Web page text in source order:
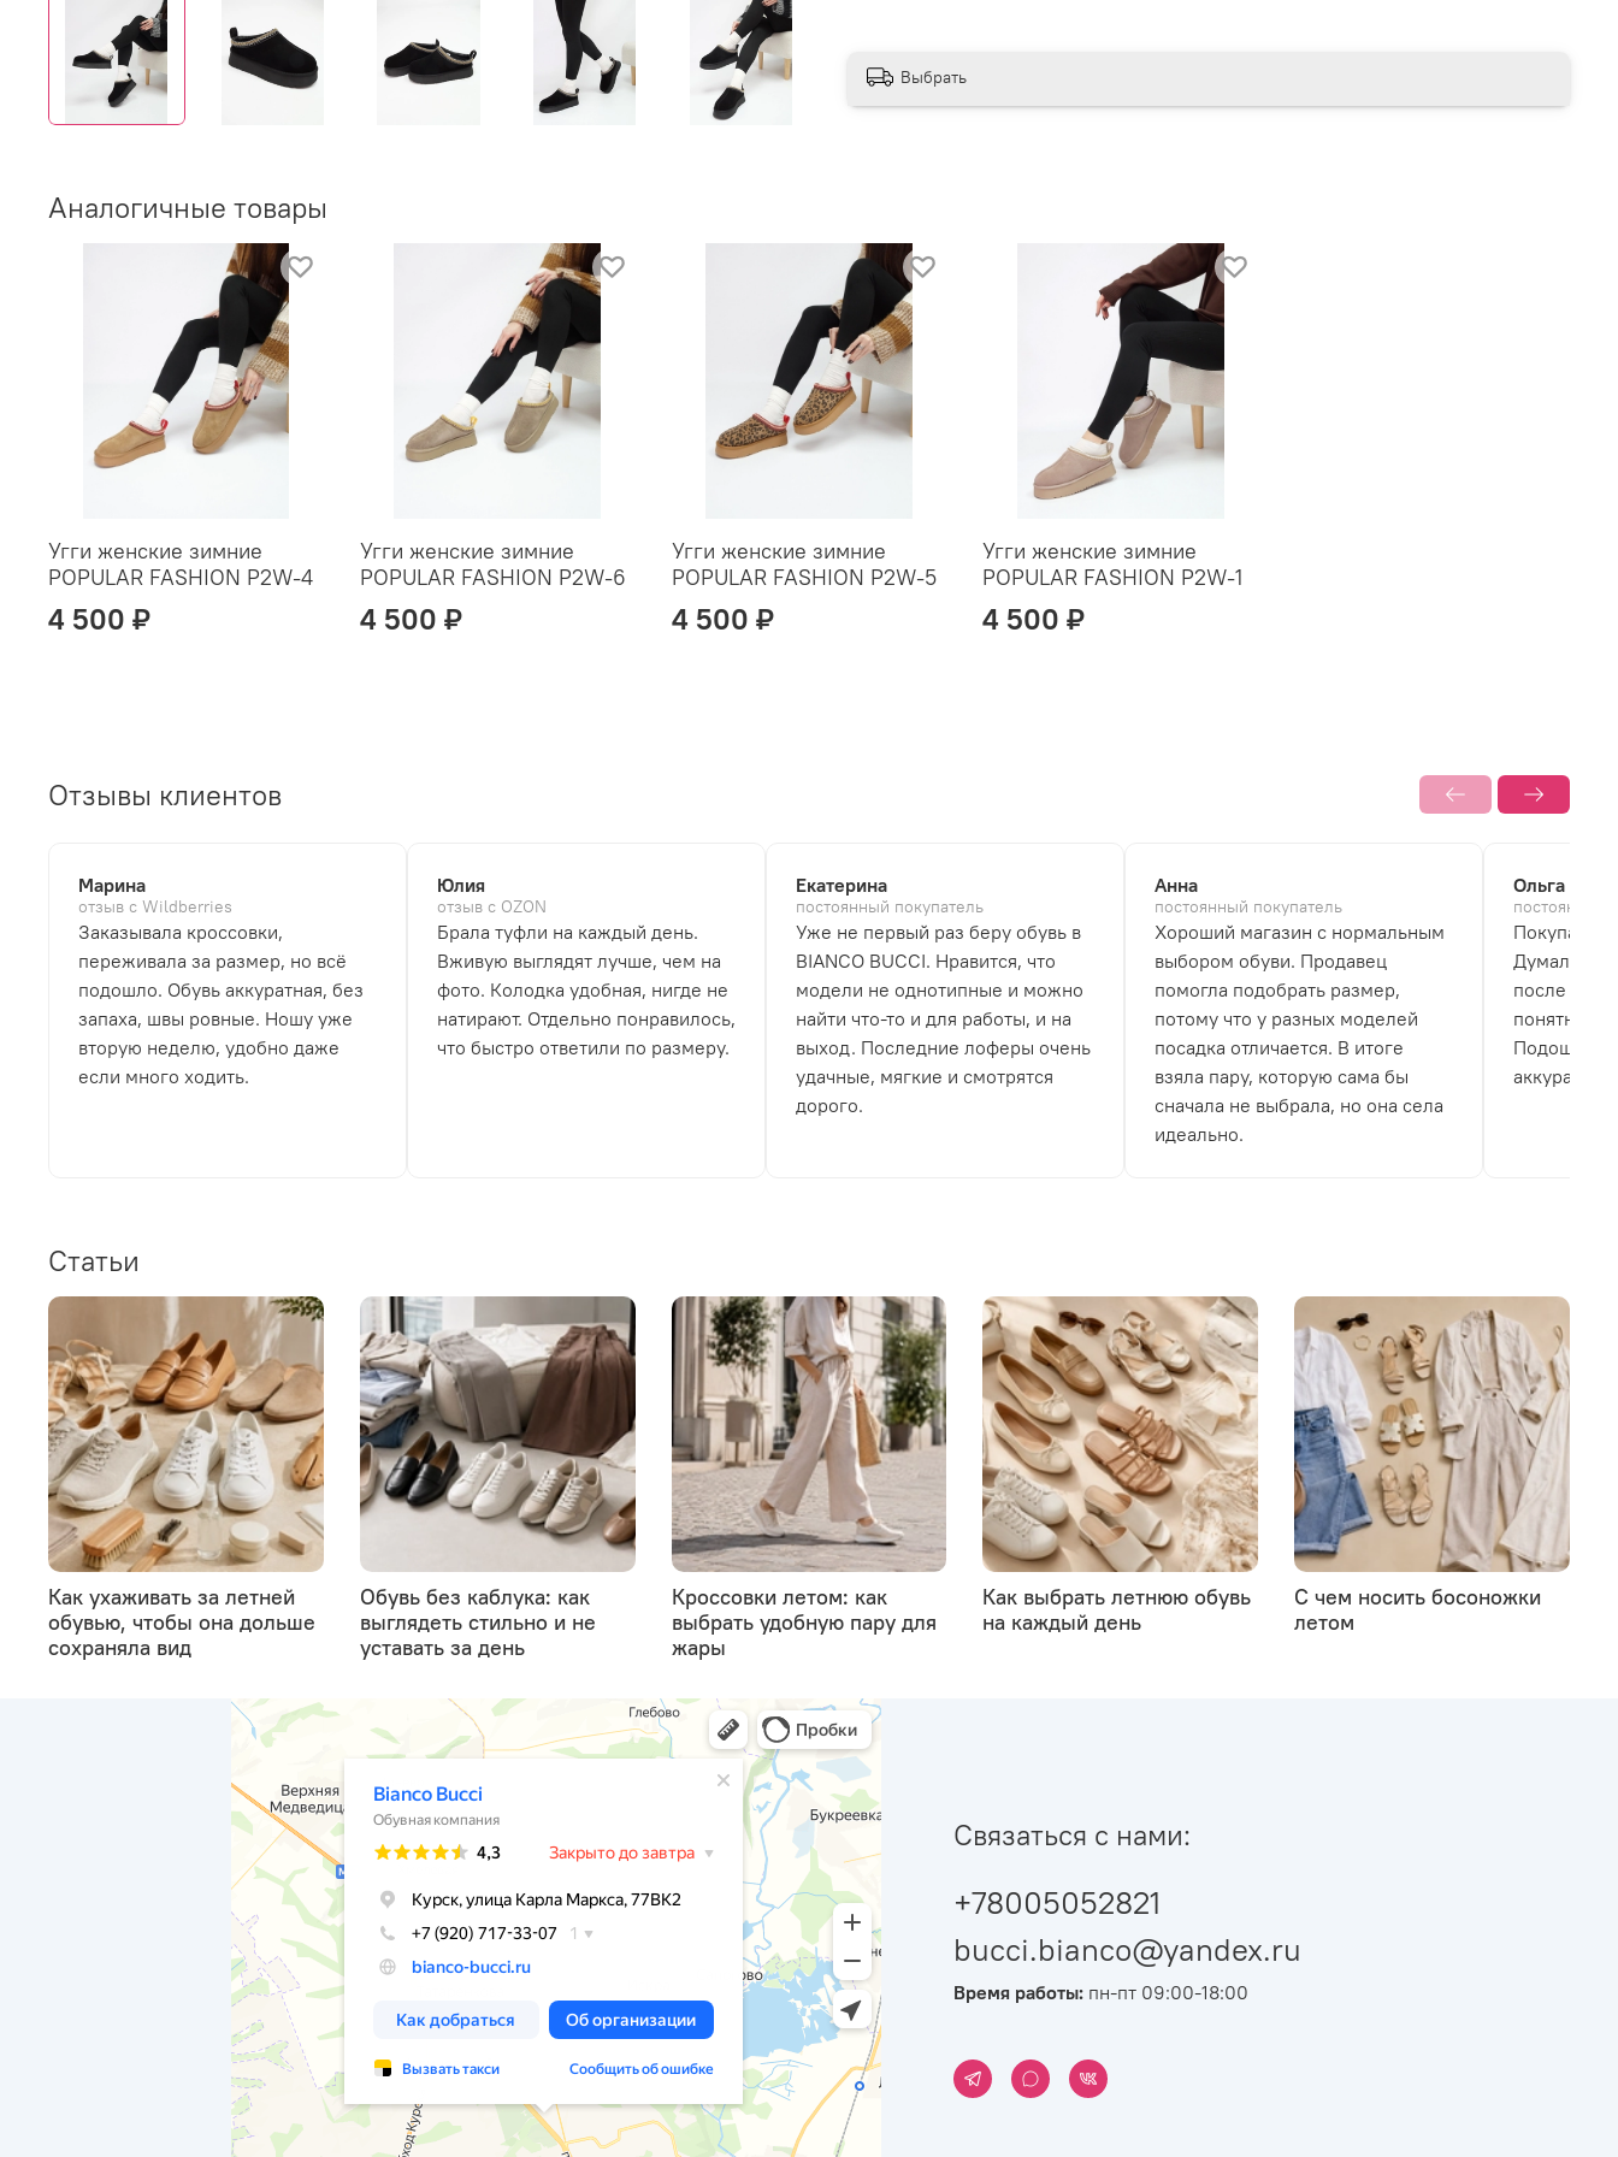
Выбрать
Аналогичные товары
Угги женские зимние
POPULAR FASHION P2W-4
4 500 ₽
Угги женские зимние
POPULAR FASHION P2W-6
4 500 ₽
Угги женские зимние
POPULAR FASHION P2W-5
4 500 ₽
Угги женские зимние
POPULAR FASHION P2W-1
4 500 ₽
Отзывы клиентов
Марина
отзыв с Wildberries
Заказывала кроссовки,
переживала за размер, но всё
подошло. Обувь аккуратная, без
запаха, швы ровные. Ношу уже
вторую неделю, удобно даже
если много ходить.
Юлия
отзыв с OZON
Брала туфли на каждый день.
Вживую выглядят лучше, чем на
фото. Колодка удобная, нигде не
натирают. Отдельно понравилось,
что быстро ответили по размеру.
Екатерина
постоянный покупатель
Уже не первый раз беру обувь в
BIANCO BUCCI. Нравится, что
модели не однотипные и можно
найти что-то и для работы, и на
выход. Последние лоферы очень
удачные, мягкие и смотрятся
дорого.
Анна
постоянный покупатель
Хороший магазин с нормальным
выбором обуви. Продавец
помогла подобрать размер,
потому что у разных моделей
посадка отличается. В итоге
взяла пару, которую сама бы
сначала не выбрала, но она села
идеально.
Ольга
постоянный
Покупала
Думала,
после
понятно,
Подошва не
аккуратно.
Статьи
Как ухаживать за летней
обувью, чтобы она дольше
сохраняла вид
Обувь без каблука: как
выглядеть стильно и не
уставать за день
Кроссовки летом: как
выбрать удобную пару для
жары
Как выбрать летнюю обувь
на каждый день
С чем носить босоножки
летом
Связаться с нами:
+78005052821
bucci.bianco@yandex.ru
Время работы: пн-пт 09:00-18:00